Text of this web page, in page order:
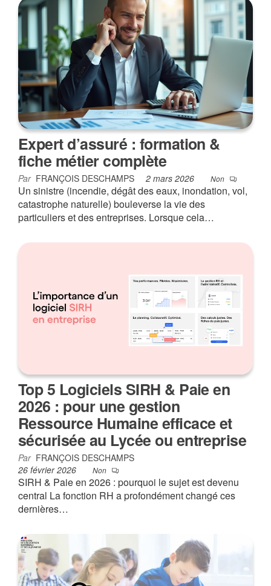
Expert d’assuré : formation &
fiche métier complète
Par FRANÇOIS DESCHAMPS 2 mars 2026 Non
Un sinistre (incendie, dégât des eaux, inondation, vol,
catastrophe naturelle) bouleverse la vie des
particuliers et des entreprises. Lorsque cela…
Top 5 Logiciels SIRH & Paie en
2026 : pour une gestion
Ressource Humaine efficace et
sécurisée au Lycée ou entreprise
Par FRANÇOIS DESCHAMPS
26 février 2026
Non
SIRH & Paie en 2026 : pourquoi le sujet est devenu
central La fonction RH a profondément changé ces
dernières…